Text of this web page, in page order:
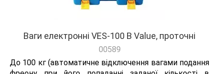
Ваги електронні VES-100 B Value, проточні
00589
До 100 кг (автоматичне відключення вагами подання